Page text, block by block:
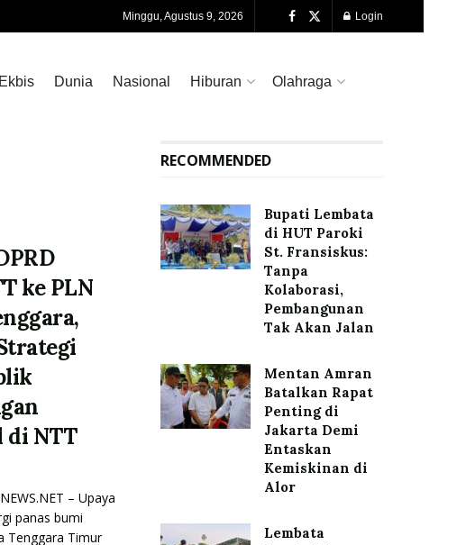
Minggu, Agustus 9, 2026 Login
Ekbis Dunia Nasional Hiburan Olahraga
ke PLN
di NTT
– Upaya
panas bumi
Tenggara Timur
RECOMMENDED
Bupati Lembata
di HUT Paroki
St. Fransiskus:
Tanpa
Kolaborasi,
Pembangunan
Tak Akan Jalan
Mentan Amran
Batalkan Rapat
Penting di
Jakarta Demi
Entaskan
Kemiskinan di
Alor
Lembata